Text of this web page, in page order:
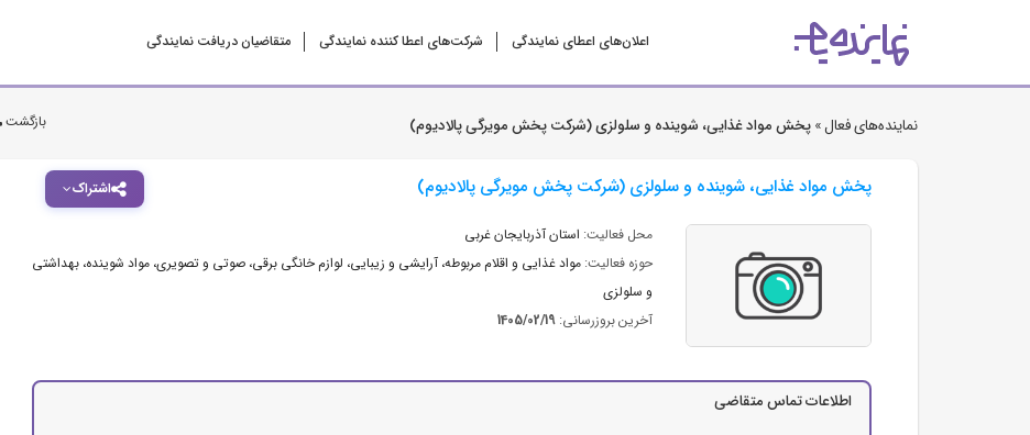
اعلان‌های اعطای نمایندگی شرکت‌‌های اعطا کننده نمایندگی متقاضیان دریافت نمایندگی
نماینده‌های فعال »پخش مواد غذایی، شوینده و سلولزی (شرکت پخش مویرگی پالادیوم) بازگشت
اشتراک پخش مواد غذایی، شوینده و سلولزی (شرکت پخش مویرگی پالادیوم)
محل فعالیت: استان آذربایجان غربی
حوزه فعالیت: مواد غذایی و اقلام مربوطه، آرایشی و زیبایی، لوازم خانگی برقی، صوتی و تصویری، مواد شوینده، بهداشتی
و سلولزی
آخرین بروزرسانی: 1405/02/19
اطلاعات تماس متقاضی